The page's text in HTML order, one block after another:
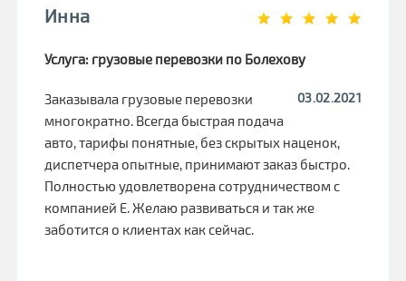
Инна
Услуга: грузовые перевозки по Болехову
03.02.2021
Заказывала грузовые перевозки
многократно. Всегда быстрая подача
авто, тарифы понятные, без скрытых наценок,
диспетчера опытные, принимают заказ быстро.
Полностью удовлетворена сотрудничеством с
компанией Е. Желаю развиваться и так же
заботится о клиентах как сейчас.